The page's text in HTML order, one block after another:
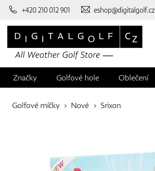
+420 210 012 901 eshop@digitalgolf.cz
Značky Golfové hole Oblečení
Golfové míčky Nové Srixon